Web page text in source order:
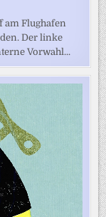
am Flughafen
Der linke
Vorwahl...